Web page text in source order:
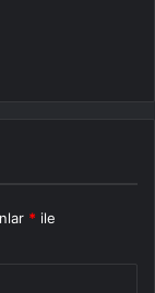
* ile